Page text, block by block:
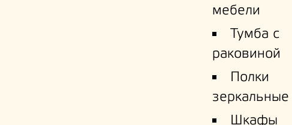
мебели
Тумба с
раковиной
Полки
зеркальные
Шкафы